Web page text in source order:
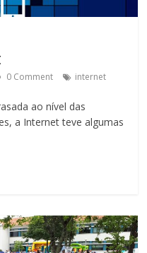
0 Comment internet
ao nível das
a Internet teve algumas